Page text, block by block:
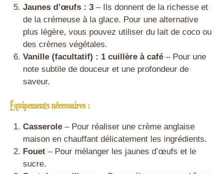
Jaunes d’œufs : 3 – Ils donnent de la richesse et
de la crémeuse à la glace. Pour une alternative
plus légère, vous pouvez utiliser du lait de coco ou
des crèmes végétales.
Vanille (facultatif) : 1 cuillère à café – Pour une
note subtile de douceur et une profondeur de
saveur.
Équipements nécessaires :
Casserole– Pour réaliser une crème anglaise
maison en chauffant délicatement les ingrédients.
Fouet– Pour mélanger les jaunes d’œufs et le
sucre.